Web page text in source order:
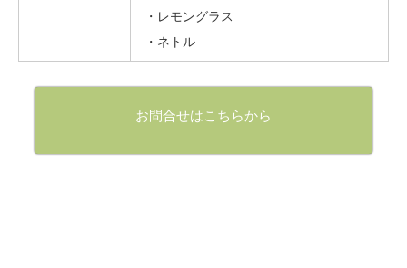
・レモングラス
・ネトル
お問合せはこちらから